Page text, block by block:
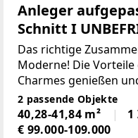
Anleger
Schnitt I
generalsaniertes
U-Bahn-Nähe
Das richtige
Moderne! Die
Charmes genießen
Neubaus nicht
aufstrebendsten
der
2 passende Objekte
40,28-41,84 m²
1
€ 99.000-109.000